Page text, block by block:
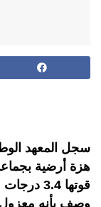
سجل المعهد
هزة أرضية
قوتها
وصف بأنه معزول